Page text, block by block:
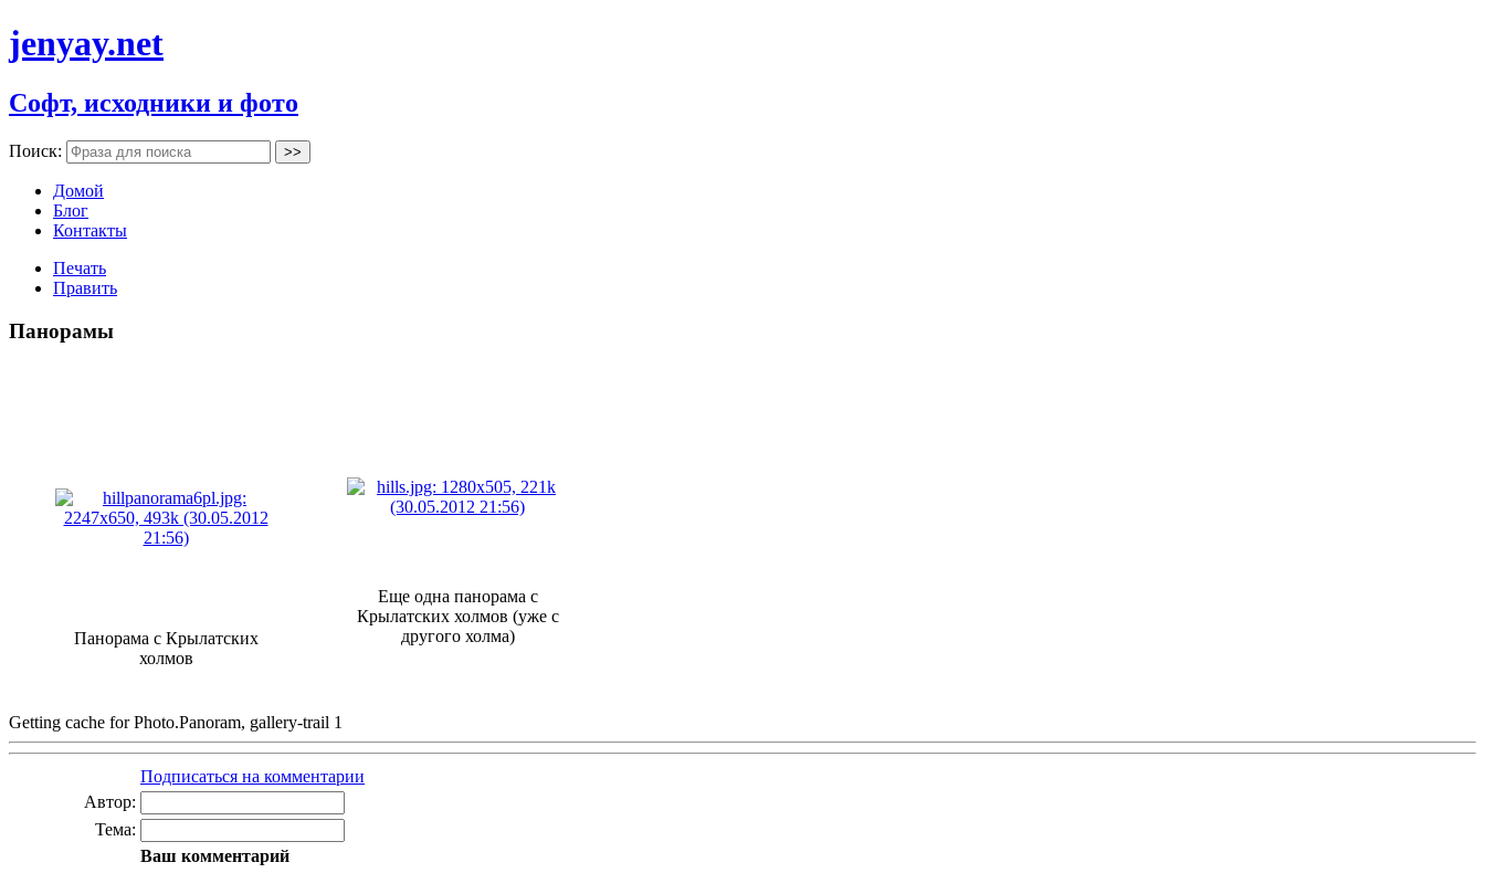
jenyay.net
Софт, исходники и фото
Поиск:
Домой
Блог
Контакты
Печать
Править
Панорамы
Панорама с Крылатских
холмов
Еще одна панорама с
Крылатских холмов (уже с
другого холма)
Getting cache for Photo.Panoram, gallery-trail 1
Подписаться на комментарии
Автор:
Тема:
Ваш комментарий